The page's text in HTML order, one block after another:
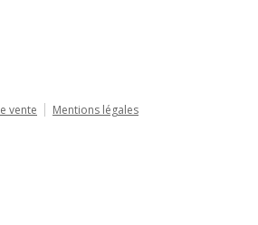
vente Mentions légales